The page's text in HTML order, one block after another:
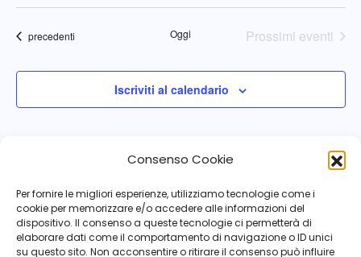
Consenso Cookie
Per fornire le migliori esperienze, utilizziamo tecnologie come i
cookie per memorizzare e/o accedere alle informazioni del
dispositivo. Il consenso a queste tecnologie ci permetterà di
elaborare dati come il comportamento di navigazione o ID unici
su questo sito. Non acconsentire o ritirare il consenso può influire
Eventi
precedenti Oggi Prossimi eventi
Iscriviti al calendario